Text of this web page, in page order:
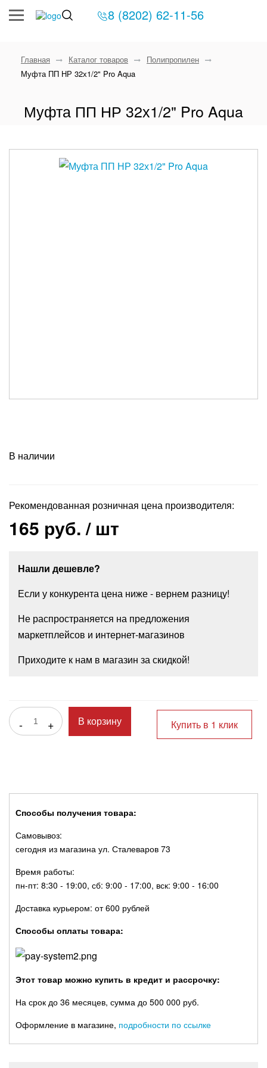
8 (8202) 62-11-56
Главная Каталог товаров
Полипропилен
Муфта ПП НР 32х1/2" Pro Aqua
Муфта ПП НР 32х1/2" Pro Aqua
В наличии
Рекомендованная розничная цена производителя:
165 руб./ шт
Нашли дешевле?
Если у конкурента цена ниже - вернем разницу!
Не распространяется на предложения
маркетплейсов и интернет-магазинов
Приходите к нам в магазин за скидкой!
- + В корзину Купить в 1 клик
Способы получения товара:
Самовывоз:
сегодня из магазина ул. Сталеваров 73
Время работы:
пн-пт: 8:30 - 19:00, сб: 9:00 - 17:00, вск: 9:00 - 16:00
Доставка курьером: от 600 рублей
Способы оплаты товара:
Этот товар можно купить в кредит и рассрочку:
На срок до 36 месяцев, сумма до 500 000 руб.
Оформление в магазине, подробности по ссылке